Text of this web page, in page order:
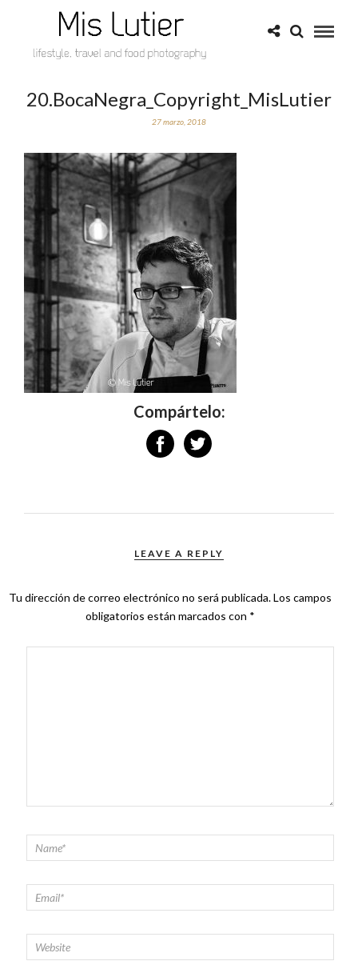
20.BocaNegra_Copyright_MisLutier
27 marzo, 2018
Compártelo:
LEAVE A REPLY
Tu dirección de correo electrónico no será publicada.Los campos
obligatorios están marcados con *